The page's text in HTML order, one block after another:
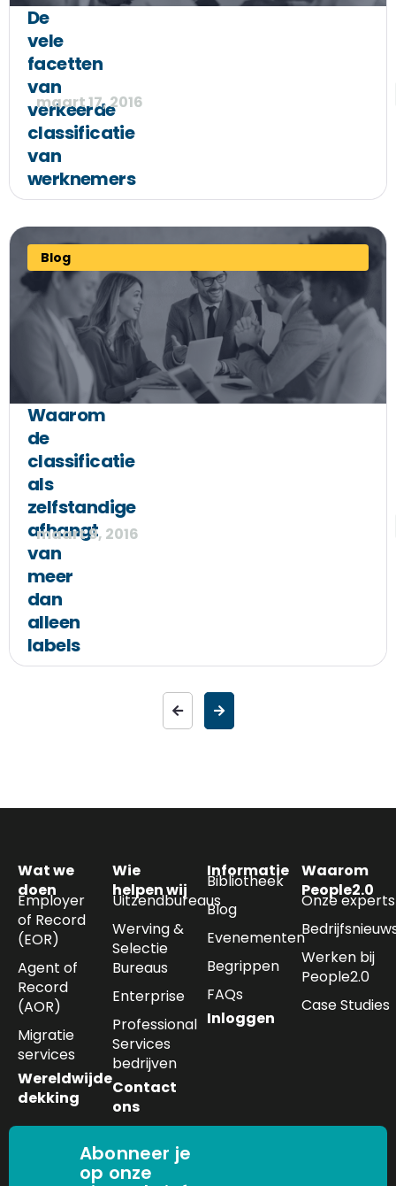
De
vele
facetten
van
verkeerde
classificatie
van
werknemers
maart 17, 2016
Blog
Waarom
de
classificatie
als
zelfstandige
afhangt
van
meer
dan
alleen
labels
maart 9, 2016
Wat we
doen
Employer
of Record
(EOR)
Agent of
Record
(AOR)
Migratie
services
Wereldwijde
dekking
Wie
helpen wij
Uitzendbureaus
Werving &
Selectie
Bureaus
Enterprise
Professional
Services
bedrijven
Contact
ons
Informatie
Bibliotheek
Blog
Evenementen
Begrippen
FAQs
Inloggen
Waarom
People2.0
Onze experts
Werken bij
People2.0
Case Studies
Abonneer je
op onze